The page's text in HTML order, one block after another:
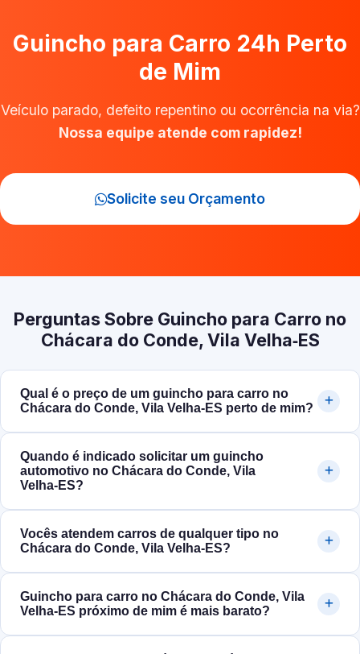
Guincho para Carro 24h Perto
de Mim
Veículo parado, defeito repentino ou ocorrência na via?
Nossa equipe atende com rapidez!
Solicite seu Orçamento
Perguntas Sobre Guincho para Carro no
Chácara do Conde, Vila Velha‑ES
Qual é o preço de um guincho para carro no
Chácara do Conde, Vila Velha‑ES perto de mim?
Quando é indicado solicitar um guincho
automotivo no Chácara do Conde, Vila
Velha‑ES?
Vocês atendem carros de qualquer tipo no
Chácara do Conde, Vila Velha‑ES?
Guincho para carro no Chácara do Conde, Vila
Velha‑ES próximo de mim é mais barato?